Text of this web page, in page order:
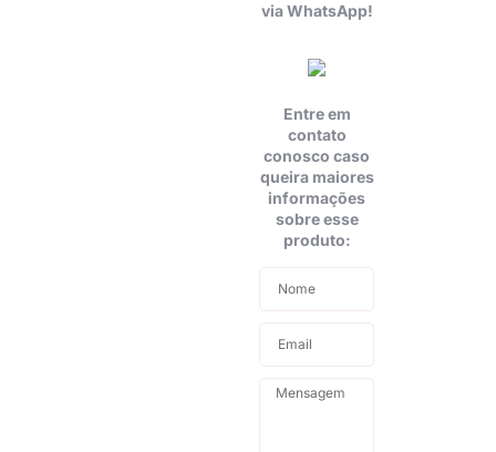
via WhatsApp!
Entre em
contato
conosco caso
queira maiores
informações
sobre esse
produto: